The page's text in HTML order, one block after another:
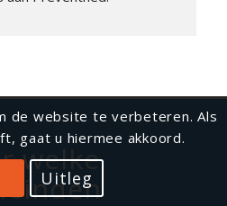
welke
de website te verbeteren. Als
gaat u hiermee akkoord.
Uitleg